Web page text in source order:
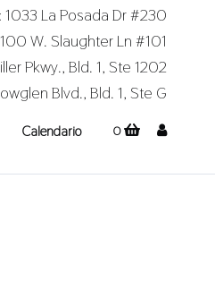
1033 La Posada Dr #230
W. Slaughter Ln #101
Pkwy., Bld. 1, Ste 1202
Blvd., Bld. 1, Ste G
Calendario 0